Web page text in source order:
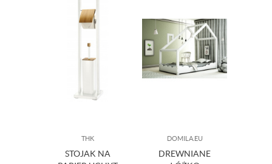
THK
STOJAK NA
DOMILA.EU
DREWNIANE